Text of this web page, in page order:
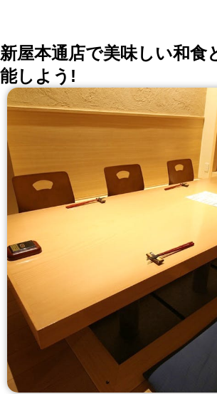
新屋本通店で美味しい和食
能しよう!